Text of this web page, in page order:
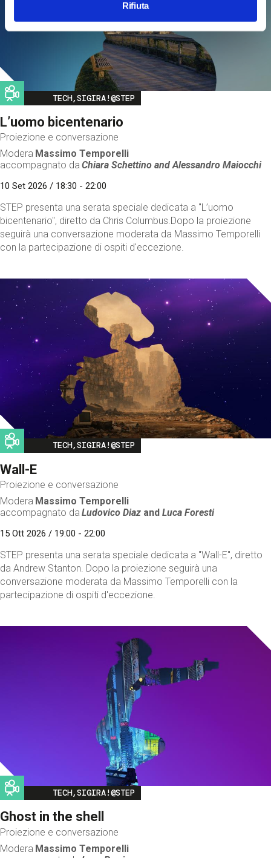
Rifiuta
Image
TECH,SIGIRA!@STEP
L’uomo bicentenario
Proiezione e conversazione
Modera Massimo Temporelli
accompagnato da Chiara Schettino andAlessandro Maiocchi
10 Set 2026 / 18:30 - 22:00
STEP presenta una serata speciale dedicata a "L’uomo
bicentenario", diretto da Chris Columbus.Dopo la proiezione
seguirà una conversazione moderata da Massimo Temporelli
con la partecipazione di ospiti d'eccezione.
Image
TECH,SIGIRA!@STEP
Wall-E
Proiezione e conversazione
Modera Massimo Temporelli
accompagnato da Ludovico Diaz andLuca Foresti
15 Ott 2026 / 19:00 - 22:00
STEP presenta una serata speciale dedicata a "Wall-E", diretto
da Andrew Stanton. Dopo la proiezione seguirà una
conversazione moderata da Massimo Temporelli con la
partecipazione di ospiti d'eccezione.
Image
TECH,SIGIRA!@STEP
Ghost in the shell
Proiezione e conversazione
Modera Massimo Temporelli